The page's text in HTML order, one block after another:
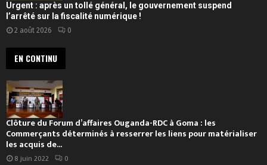
Urgent : après un tollé général, le gouvernement suspend
l’arrêté sur la fiscalité numérique !
2 août 2026 0
EN CONTINU
Clôture du Forum d’affaires Ouganda-RDC à Goma : les
Commerçants déterminés à resserrer les liens pour matérialiser
les acquis de...
8 juin 2022 0